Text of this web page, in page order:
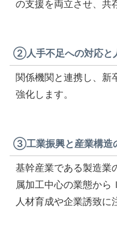
の支援を両立させ、共
②人手不足への対応と
関係機関と連携し、新
強化します。
③工業振興と産業構造
基幹産業である製造業
属加工中心の業態から
人材育成や企業誘致に